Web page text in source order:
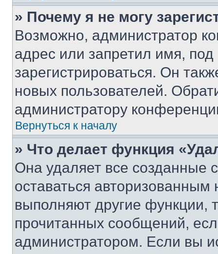
» Почему я не могу
Возможно, администратор
адрес или запретил имя,
зарегистрироваться. Он
новых пользователей.
администратору
Вернуться к началу
» Что делает функция
Она удаляет все созданные
оставаться
выполняют другие функции,
прочитанных сообщений,
администратором. Если вы